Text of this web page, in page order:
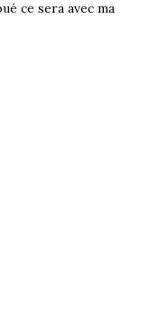
ce sera avec ma